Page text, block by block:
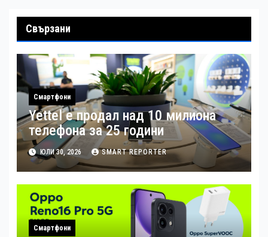
Свързани
Смартфони
Yettel е продал над 10 милиона
телефона за 25 години
ЮЛИ 30, 2026 SMART REPORTER
Смартфони